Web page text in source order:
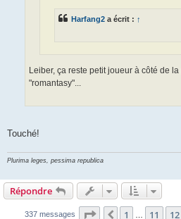
Harfang2 a écrit : ↑
Leiber, ça reste petit joueur à côté de
"romantasy"...
Touché!
Plurima leges, pessima republica
Répondre
337 messages Page 13 sur 23
Précédent
1 11 12